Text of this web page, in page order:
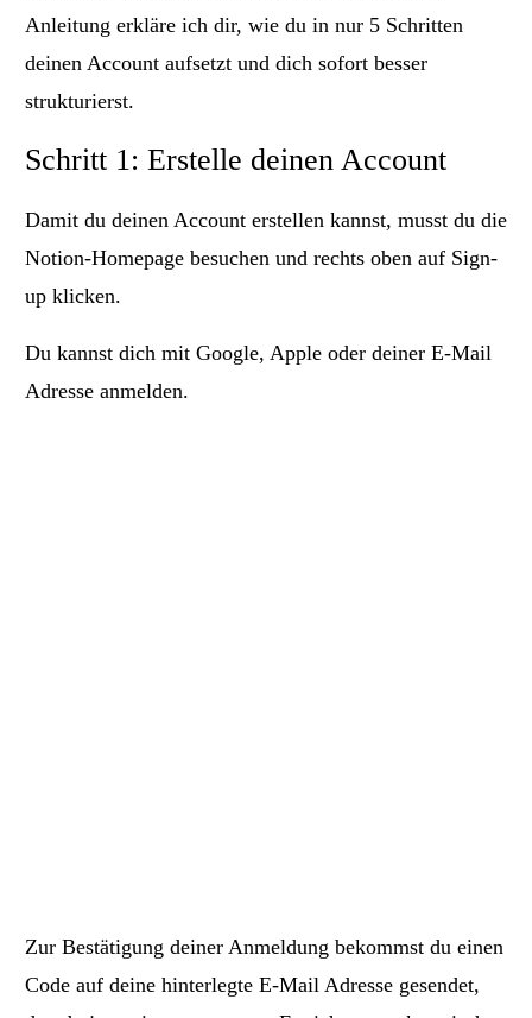
Anleitung erkläre ich dir, wie du in nur 5 Schritten
deinen Account aufsetzt und dich sofort besser
strukturierst.
Schritt 1: Erstelle deinen Account
Damit du deinen Account erstellen kannst, musst du die
Notion-Homepage besuchen und rechts oben auf Sign-
up klicken.
Du kannst dich mit Google, Apple oder deiner E-Mail
Adresse anmelden.
Zur Bestätigung deiner Anmeldung bekommst du einen
Code auf deine hinterlegte E-Mail Adresse gesendet,